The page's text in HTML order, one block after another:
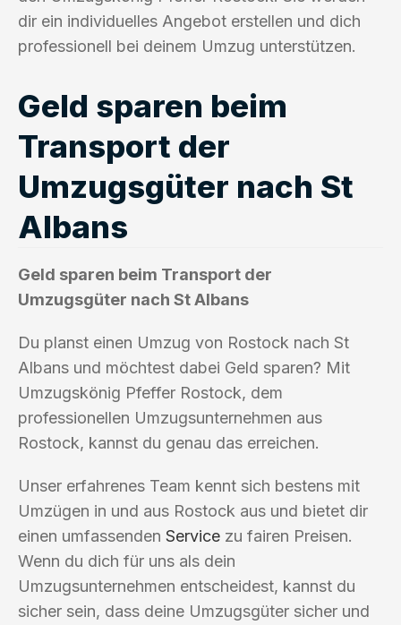
dir ein individuelles Angebot erstellen und dich
professionell bei deinem Umzug unterstützen.
Geld sparen beim
Transport der
Umzugsgüter nach St
Albans
Geld sparen beim Transport der
Umzugsgüter nach St Albans
Du planst einen Umzug von Rostock nach St
Albans und möchtest dabei Geld sparen? Mit
Umzugskönig Pfeffer Rostock, dem
professionellen Umzugsunternehmen aus
Rostock, kannst du genau das erreichen.
Unser erfahrenes Team kennt sich bestens mit
Umzügen in und aus Rostock aus und bietet dir
einen umfassenden Service zu fairen Preisen.
Wenn du dich für uns als dein
Umzugsunternehmen entscheidest, kannst du
sicher sein, dass deine Umzugsgüter sicher und